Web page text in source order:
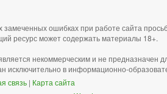
замеченных ошибках при работе сайта
ресурс может содержать материалы 18+.
некоммерческим и не предназначен
исключительно в информационно-
связь | Карта сайта